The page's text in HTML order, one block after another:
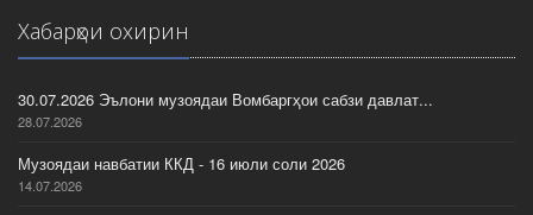
Хабарҳои охирин
30.07.2026 Эълони музоядаи Вомбаргҳои сабзи давлат...
28.07.2026
Музоядаи навбатии ККД - 16 июли соли 2026
14.07.2026